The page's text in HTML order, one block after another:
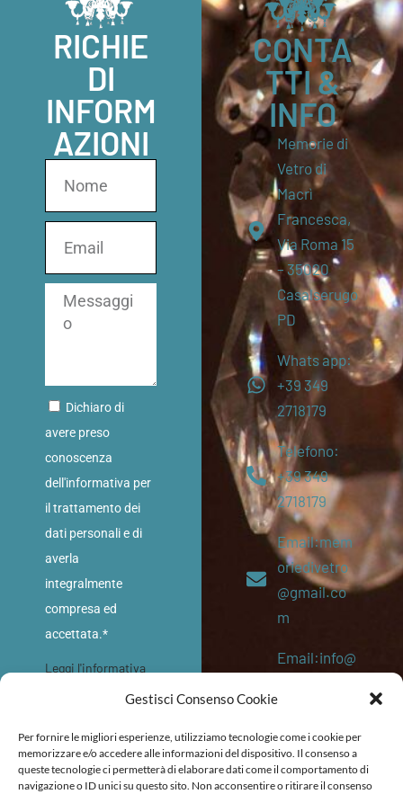
Gestisci Consenso Cookie
Per fornire le migliori esperienze, utilizziamo tecnologie come i cookie per
memorizzare e/o accedere alle informazioni del dispositivo. Il consenso a
queste tecnologie ci permetterà di elaborare dati come il comportamento di
navigazione o ID unici su questo sito. Non acconsentire o ritirare il consenso
RICHIE
DI
INFORM
AZIONI
Dichiaro di
avere preso
conoscenza
dell'informativa per
il trattamento dei
dati personali e di
averla
integralmente
compresa ed
accettata.*
Leggi l'informativa
INVIA
CONTA
TTI &
INFO
Memorie di
Vetro di
Macrì
Francesca,
Via Roma 15
– 35020
Casalserugo
PD
Whats app:
+39 349
2718179
Telefono:
+39 349
2718179
Email:mem
oriedivetro
@gmail.co
m
Email:info@
etro.eu
P. IVA:
053645202